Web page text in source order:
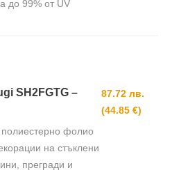
до 99% от UV
SH2FGTG –
полиестерно фолио
на стъклени
прегради и
87.72 лв.
(44.85 €)